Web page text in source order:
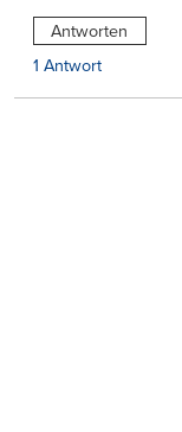
Antworten
1 Antwort